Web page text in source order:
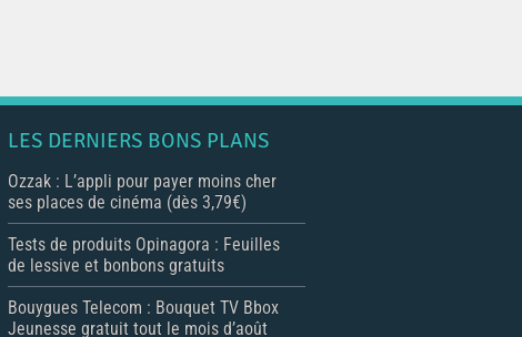
LES DERNIERS BONS PLANS
Ozzak : L’appli pour payer moins cher
ses places de cinéma (dès 3,79€)
Tests de produits Opinagora : Feuilles
de lessive et bonbons gratuits
Bouygues Telecom : Bouquet TV Bbox
Jeunesse gratuit tout le mois d’août